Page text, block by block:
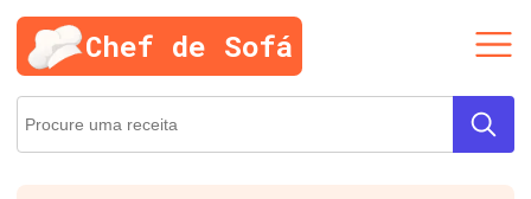
Chef de Sofá